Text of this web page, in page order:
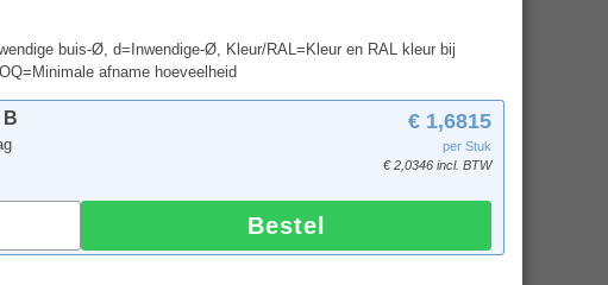
buis-Ø, d=Inwendige-Ø, Kleur/RAL=Kleur en RAL kleur bij
afname hoeveelheid
B € 1,6815
per Stuk
€ 2,0346 incl. BTW
Bestel